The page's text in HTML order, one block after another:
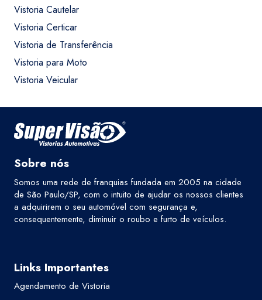
Vistoria Cautelar
Vistoria Certicar
Vistoria de Transferência
Vistoria para Moto
Vistoria Veicular
Sobre nós
Somos uma rede de franquias fundada em 2005 na cidade
de São Paulo/SP, com o intuito de ajudar os nossos clientes
a adquirirem o seu automóvel com segurança e,
consequentemente, diminuir o roubo e furto de veículos.
Links Importantes
Agendamento de Vistoria